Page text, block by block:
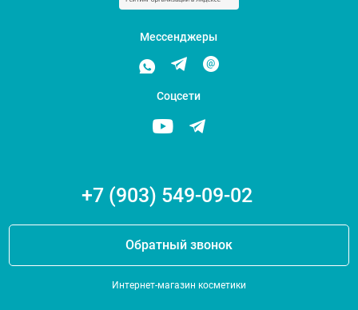
Мессенджеры
Соцсети
+7 (903) 549-09-02
Обратный звонок
Интернет-магазин косметики